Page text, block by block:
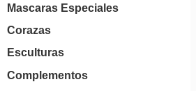
Mascaras Especiales
Corazas
Esculturas
Complementos